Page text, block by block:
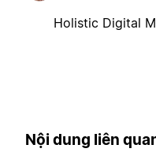
Holistic Digital
Nội dung liên